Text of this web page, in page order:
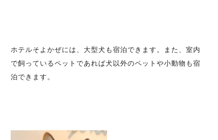
ホテルそよかぜには、大型犬も宿泊できます。また、室内
で飼っているペットであれば犬以外のペットや小動物も宿
泊できます。